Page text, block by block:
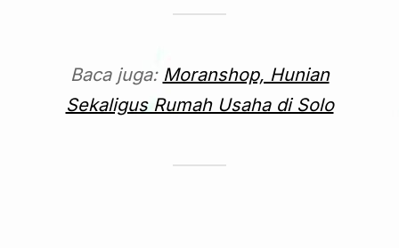
Baca juga: Moranshop, Hunian
Sekaligus Rumah Usaha di Solo